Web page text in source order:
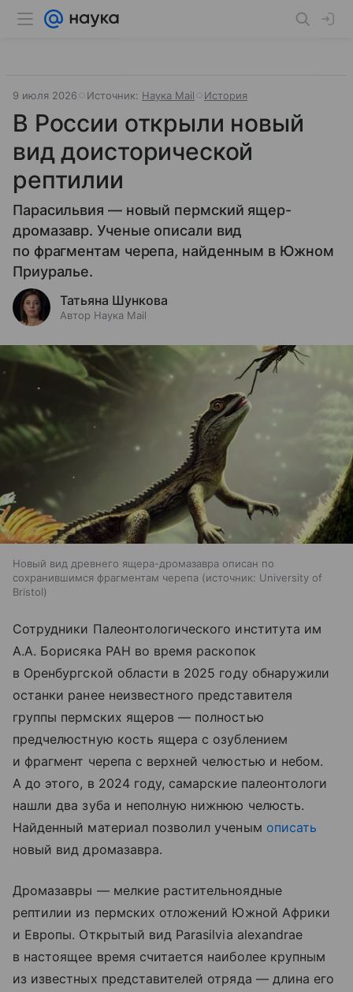
9 июля 2026 Источник: Наука Mail История
В России открыли новый
вид доисторической
рептилии
Парасильвия — новый пермский ящер-
дромазавр. Ученые описали вид
по фрагментам черепа, найденным в Южном
Приуралье.
Татьяна Шункова
Автор Наука Mail
Новый вид древнего ящера-дромазавра описан по
сохранившимся фрагментам черепа
источник: University of
Bristol
Сотрудники Палеонтологического института им
А.А. Борисяка РАН во время раскопок
в Оренбургской области в 2025 году обнаружили
останки ранее неизвестного представителя
группы пермских ящеров — полностью
предчелюстную кость ящера с озублением
и фрагмент черепа с верхней челюстью и небом.
А до этого, в 2024 году, самарские палеонтологи
нашли два зуба и неполную нижнюю челюсть.
Найденный материал позволил ученым описать
новый вид дромазавра.
Дромазавры — мелкие растительноядные
рептилии из пермских отложений Южной Африки
и Европы. Открытый вид Parasilvia alexandrae
в настоящее время считается наиболее крупным
из известных представителей отряда — длина его